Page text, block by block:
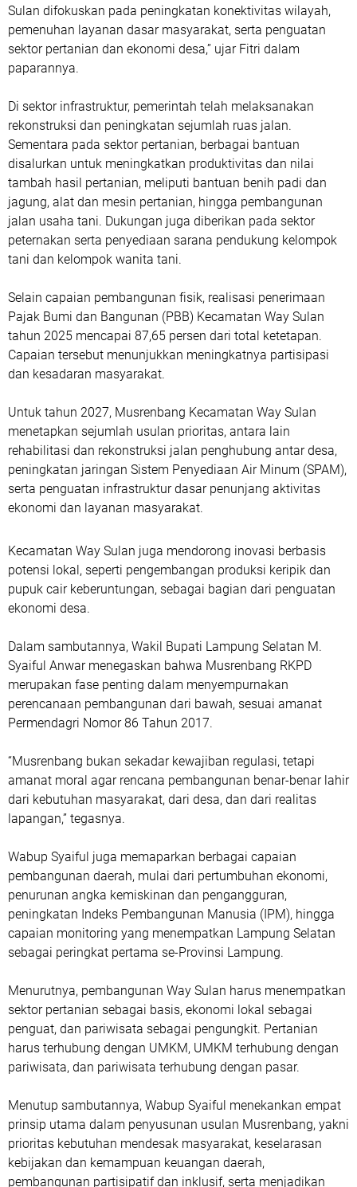
Sulan difokuskan pada peningkatan konektivitas wilayah,
pemenuhan layanan dasar masyarakat, serta penguatan
sektor pertanian dan ekonomi desa,” ujar Fitri dalam
paparannya.
Di sektor infrastruktur, pemerintah telah melaksanakan
rekonstruksi dan peningkatan sejumlah ruas jalan.
Sementara pada sektor pertanian, berbagai bantuan
disalurkan untuk meningkatkan produktivitas dan nilai
tambah hasil pertanian, meliputi bantuan benih padi dan
jagung, alat dan mesin pertanian, hingga pembangunan
jalan usaha tani. Dukungan juga diberikan pada sektor
peternakan serta penyediaan sarana pendukung kelompok
tani dan kelompok wanita tani.
Selain capaian pembangunan fisik, realisasi penerimaan
Pajak Bumi dan Bangunan (PBB) Kecamatan Way Sulan
tahun 2025 mencapai 87,65 persen dari total ketetapan.
Capaian tersebut menunjukkan meningkatnya partisipasi
dan kesadaran masyarakat.
Untuk tahun 2027, Musrenbang Kecamatan Way Sulan
menetapkan sejumlah usulan prioritas, antara lain
rehabilitasi dan rekonstruksi jalan penghubung antar desa,
peningkatan jaringan Sistem Penyediaan Air Minum (SPAM),
serta penguatan infrastruktur dasar penunjang aktivitas
ekonomi dan layanan masyarakat.
Kecamatan Way Sulan juga mendorong inovasi berbasis
potensi lokal, seperti pengembangan produksi keripik dan
pupuk cair keberuntungan, sebagai bagian dari penguatan
ekonomi desa.
Dalam sambutannya, Wakil Bupati Lampung Selatan M.
Syaiful Anwar menegaskan bahwa Musrenbang RKPD
merupakan fase penting dalam menyempurnakan
perencanaan pembangunan dari bawah, sesuai amanat
Permendagri Nomor 86 Tahun 2017.
“Musrenbang bukan sekadar kewajiban regulasi, tetapi
amanat moral agar rencana pembangunan benar-benar lahir
dari kebutuhan masyarakat, dari desa, dan dari realitas
lapangan,” tegasnya.
Wabup Syaiful juga memaparkan berbagai capaian
pembangunan daerah, mulai dari pertumbuhan ekonomi,
penurunan angka kemiskinan dan pengangguran,
peningkatan Indeks Pembangunan Manusia (IPM), hingga
capaian monitoring yang menempatkan Lampung Selatan
sebagai peringkat pertama se-Provinsi Lampung.
Menurutnya, pembangunan Way Sulan harus menempatkan
sektor pertanian sebagai basis, ekonomi lokal sebagai
penguat, dan pariwisata sebagai pengungkit. Pertanian
harus terhubung dengan UMKM, UMKM terhubung dengan
pariwisata, dan pariwisata terhubung dengan pasar.
Menutup sambutannya, Wabup Syaiful menekankan empat
prinsip utama dalam penyusunan usulan Musrenbang, yakni
prioritas kebutuhan mendesak masyarakat, keselarasan
kebijakan dan kemampuan keuangan daerah,
pembangunan partisipatif dan inklusif, serta menjadikan